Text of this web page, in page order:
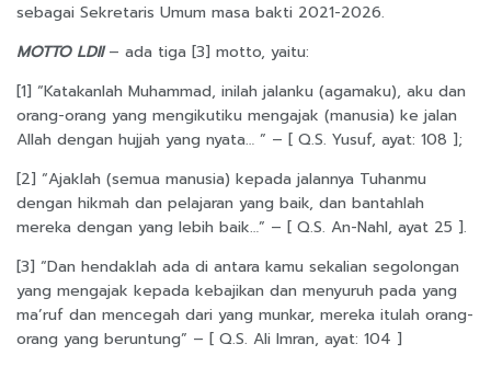
sebagai Sekretaris Umum masa bakti 2021-2026.
MOTTO LDII– ada tiga [3] motto, yaitu:
[1] “Katakanlah Muhammad, inilah jalanku (agamaku), aku dan
orang-orang yang mengikutiku mengajak (manusia) ke jalan
Allah dengan hujjah yang nyata… ” – [ Q.S. Yusuf, ayat: 108 ];
[2] “Ajaklah (semua manusia) kepada jalannya Tuhanmu
dengan hikmah dan pelajaran yang baik, dan bantahlah
mereka dengan yang lebih baik…” – [ Q.S. An-Nahl, ayat 25 ].
[3] “Dan hendaklah ada di antara kamu sekalian segolongan
yang mengajak kepada kebajikan dan menyuruh pada yang
ma’ruf dan mencegah dari yang munkar, mereka itulah orang-
orang yang beruntung” – [ Q.S. Ali Imran, ayat: 104 ]